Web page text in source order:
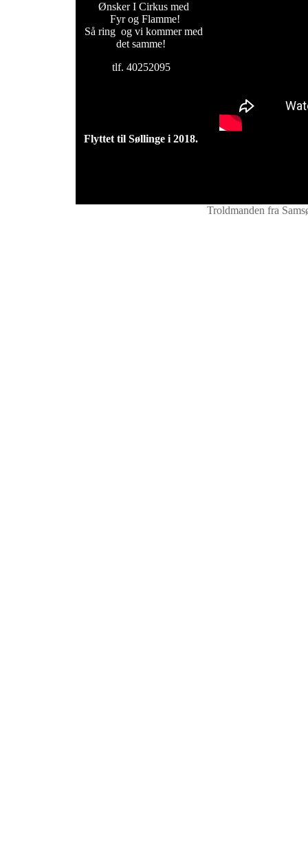
Ønsker I Cirkus med
Fyr og Flamme!
Så ring og vi kommer med
det samme!
tlf. 40252095
Flyttet til Søllinge i 2018.
Troldmanden fra